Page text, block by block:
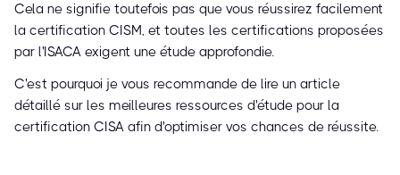
Cela ne signifie toutefois pas que vous réussirez facilement
la certification CISM, et toutes les certifications proposées
par l'ISACA exigent une étude approfondie.
C'est pourquoi je vous recommande de lire un article
détaillé sur les meilleures ressources d'étude pour la
certification CISA afin d'optimiser vos chances de réussite.